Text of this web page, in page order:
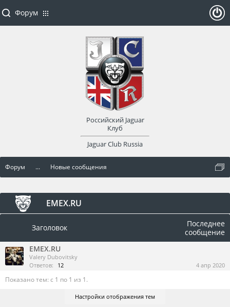
Форум ... Новые сообщения
EMEX.RU
Заголовок
Последнее
сообщение
EMEX.RU
Valery Dubovitsky
Ответов:
12 4 апр 2020
Показано тем: с 1 по 1 из 1.
Настройки отображения тем
Форум
Российский Jaguar
Клуб
Jaguar Club Russia
оват